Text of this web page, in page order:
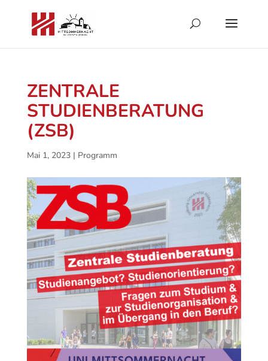
ZENTRALE
STUDIENBERATUNG
(ZSB)
Mai 1, 2023| Programm